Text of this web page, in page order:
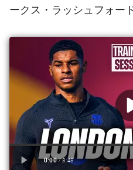
順位表
ークス・ラッシュフォー